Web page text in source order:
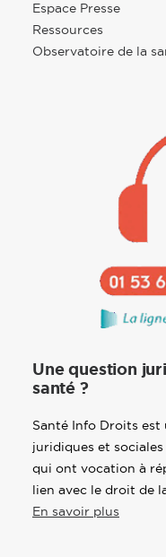
Espace Presse
Ressources
Observatoire de la
Une question
santé ?
Santé Info Droits est
juridiques et
qui ont vocation à
lien avec le droit de
En savoir plus